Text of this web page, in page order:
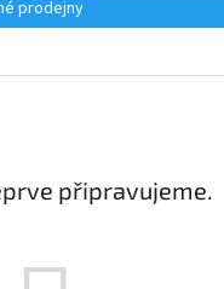
prodejny
připravujeme.